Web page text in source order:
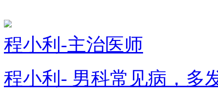
程小利-主治医师
程小利- 男科常见病，多